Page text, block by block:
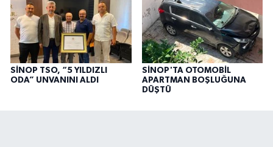
SİNOP TSO, “5 YILDIZLI
ODA” UNVANINI ALDI
SİNOP'TA OTOMOBİL
APARTMAN BOŞLUĞUNA
DÜŞTÜ